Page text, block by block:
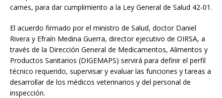
carnes, para dar cumplimiento a la Ley General de Salud 42-01.
El acuerdo firmado por el ministro de Salud, doctor Daniel
Rivera y Efraín Medina Guerra, director ejecutivo de OIRSA, a
través de la Dirección General de Medicamentos, Alimentos y
Productos Sanitarios (DIGEMAPS) servirá para definir el perfil
técnico requerido, supervisar y evaluar las funciones y tareas a
desarrollar de los médicos veterinarios y del personal de
inspección.